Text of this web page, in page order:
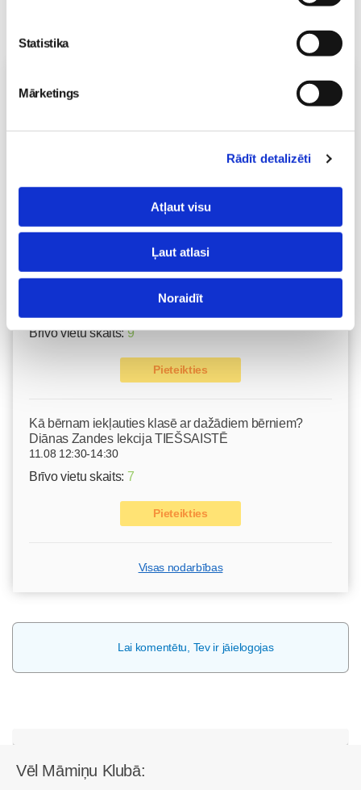
Statistika
Mārketings
Rādīt detalizēti
Atļaut visu
Ļaut atlasi
Noraidīt
Grūtnieču masāža, pēcdzemdību masāža, ķermeņa
Izpārdots
Nodarbības citā laikā
Emocionālā un psiholoģiskā sagatavošanās
dzemdībām kopā ar Diānu Zandi tiešsaistē ZOOM.US
Brīvo vietu skaits:9
Pieteikties
Kā bērnam iekļauties klasē ar dažādiem bērniem?
Diānas Zandes lekcija TIEŠSAISTĒ
11.08 12:30-14:30
Brīvo vietu skaits: 7
Pieteikties
Visas nodarbības
Lai komentētu, Tev ir jāielogojas
Vēl Māmiņu Klubā: